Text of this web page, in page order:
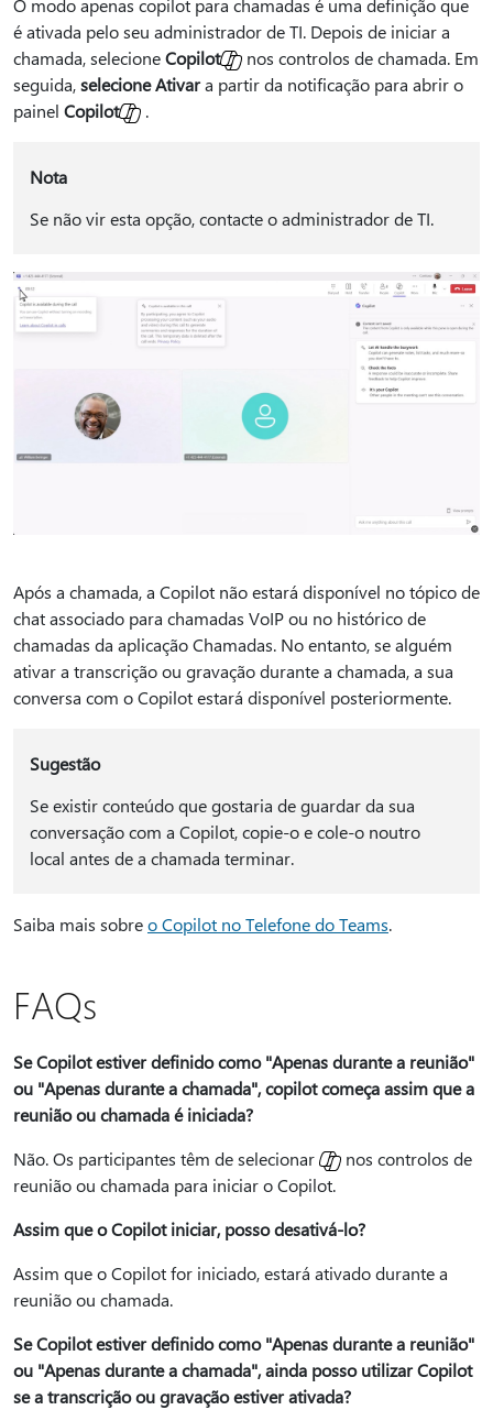
O modo apenas copilot para chamadas é uma definição que
é ativada pelo seu administrador de TI. Depois de iniciar a
chamada, selecioneCopilot
nos controlos de chamada. Em
seguida,selecione Ativara partir da notificação para abrir o
painel Copilot .
Nota
Se não vir esta opção, contacte o administrador de TI.
Após a chamada, a Copilot não estará disponível no tópico de
chat associado para chamadas VoIP ou no histórico de
chamadas da aplicação Chamadas. No entanto, se alguém
ativar a transcrição ou gravação durante a chamada, a sua
conversa com o Copilot estará disponível posteriormente.
Sugestão
Se existir conteúdo que gostaria de guardar da sua
conversação com a Copilot, copie-o e cole-o noutro
local antes de a chamada terminar.
Saiba mais sobreo Copilot no Telefone do Teams.
FAQs
Se Copilot estiver definido como "Apenas durante a reunião"
ou "Apenas durante a chamada", copilot começa assim que a
reunião ou chamada é iniciada?
Não. Os participantes têm de selecionar
nos controlos de
reunião ou chamada para iniciar o Copilot.
Assim que o Copilot iniciar, posso desativá-lo?
Assim que o Copilot for iniciado, estará ativado durante a
reunião ou chamada.
Se Copilot estiver definido como "Apenas durante a reunião"
ou "Apenas durante a chamada", ainda posso utilizar Copilot
se a transcrição ou gravação estiver ativada?